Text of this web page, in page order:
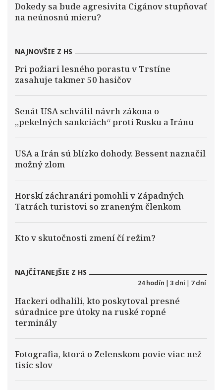
Dokedy sa bude agresivita Cigánov stupňovať
na neúnosnú mieru?
NAJNOVŠIE Z HS
Pri požiari lesného porastu v Trstíne
zasahuje takmer 50 hasičov
Senát USA schválil návrh zákona o
„pekelných sankciách“ proti Rusku a Iránu
USA a Irán sú blízko dohody. Bessent naznačil
možný zlom
Horskí záchranári pomohli v Západných
Tatrách turistovi so zraneným členkom
Kto v skutočnosti zmení čí režim?
NAJČÍTANEJŠIE Z HS
24 hodín | 3 dni | 7 dní
Hackeri odhalili, kto poskytoval presné
súradnice pre útoky na ruské ropné
terminály
Fotografia, ktorá o Zelenskom povie viac než
tisíc slov